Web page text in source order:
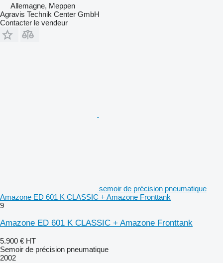
Allemagne, Meppen
Agravis Technik Center GmbH
Contacter le vendeur
semoir de précision pneumatique
Amazone ED 601 K CLASSIC + Amazone Fronttank
9
Amazone ED 601 K CLASSIC + Amazone Fronttank
5.900 € HT
Semoir de précision pneumatique
2002